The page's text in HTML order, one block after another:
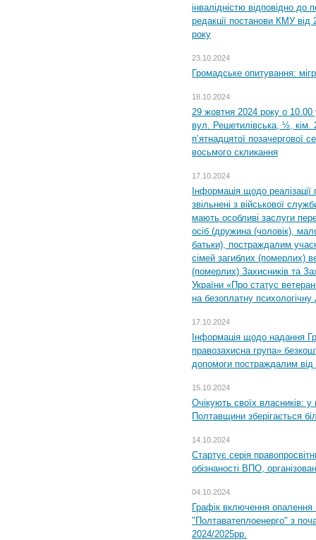
інвалідністю відповідно
редакції постанови КМУ
року
23.10.2024
Громадське опитування:
18.10.2024
29 жовтня 2024 року о 10.00
вул. Решетилівська, ½, кім.
п’ятнадцятої позачергової
восьмого скликання
17.10.2024
Інформація щодо
звільнені з військової
мають особливі заслуги
осіб (дружина (чоловік),
батьки), постраждалим
сімей загиблих (померлих)
(померлих) Захисників та
України «Про статус
на безоплатну психологічну
17.10.2024
Інформація щодо надання
правозахисна група»
допомоги постраждалим від
15.10.2024
Очікують своїх власників: у
Полтавщини зберігається
14.10.2024
Стартує серія
обізнаності ВПО,
04.10.2024
Графік включення
"Полтаватеплоенерго" з
2024/2025рр.